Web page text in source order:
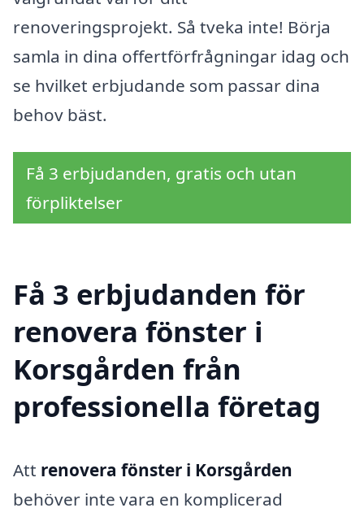
renoveringsprojekt. Så tveka inte! Börja
samla in dina offertförfrågningar idag och
se hvilket erbjudande som passar dina
behov bäst.
Få 3 erbjudanden, gratis och utan
förpliktelser
Få 3 erbjudanden för
renovera fönster i
Korsgården från
professionella företag
Att renovera fönster i Korsgården
behöver inte vara en komplicerad